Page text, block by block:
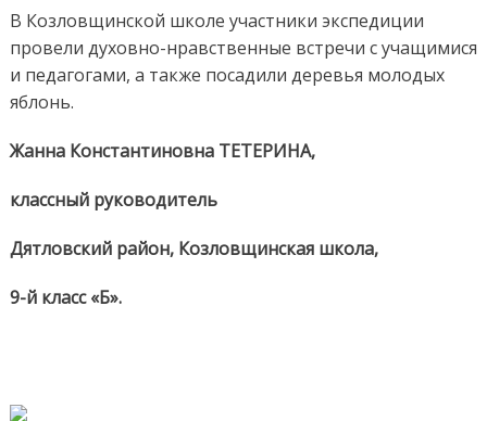
В Козловщинской школе участники экспедиции
провели духовно-нравственные встречи с учащимися
и педагогами, а также посадили деревья молодых
яблонь.
Жанна Константиновна ТЕТЕРИНА,
классный руководитель
Дятловский район, Козловщинская школа,
9-й класс «Б».